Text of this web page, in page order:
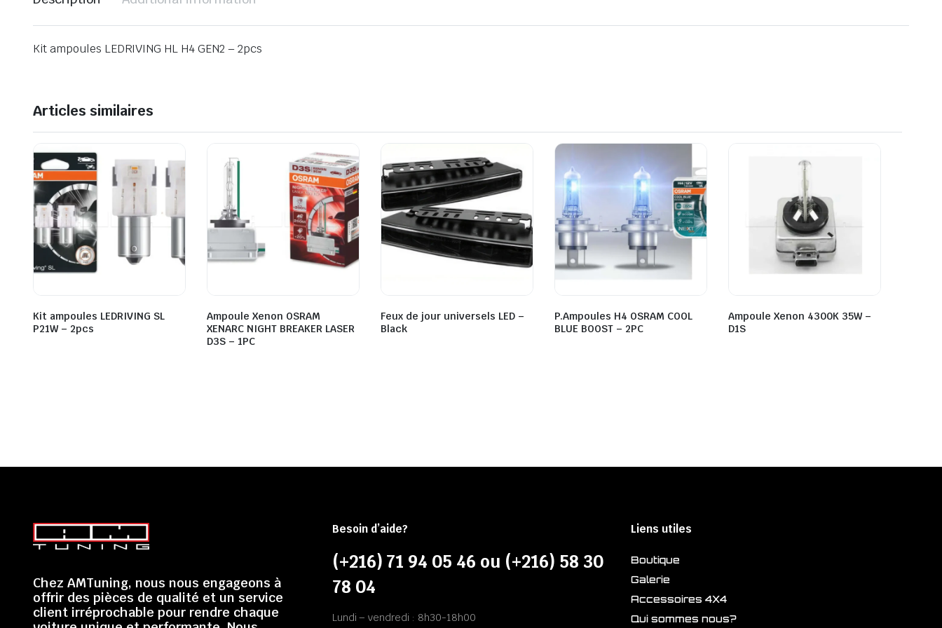
Kit ampoules LEDRIVING HL H4 GEN2 – 2pcs
Articles similaires
Kit ampoules LEDRIVING SL
P21W – 2pcs
Ampoule Xenon OSRAM
XENARC NIGHT BREAKER LASER
D3S – 1PC
Feux de jour universels LED –
Black
P.Ampoules H4 OSRAM COOL
BLUE BOOST – 2PC
Ampoule Xenon 4300K 35W –
D1S
Chez AMTuning, nous nous engageons à
offrir des pièces de qualité et un service
client irréprochable pour rendre chaque
Besoin d’aide?
(+216) 71 94 05 46 ou (+216) 58 30
78 04
Lundi – vendredi : 8h30-18h00
Liens utiles
Boutique
Galerie
Accessoires 4X4
Qui sommes nous?